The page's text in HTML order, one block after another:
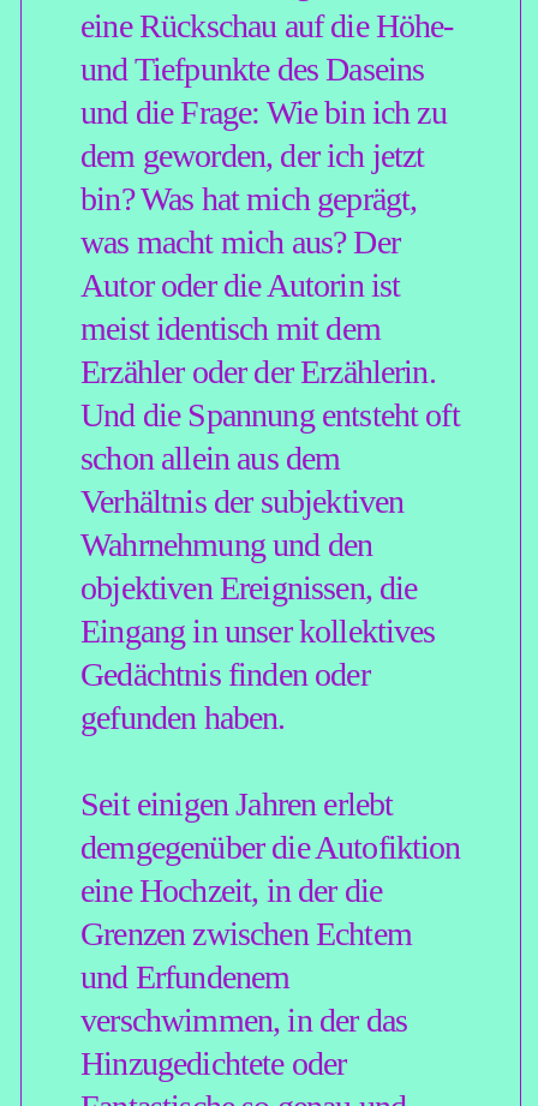
Im diesem Seminar sollen
genau all diese Fragen erörtert
werden. Wir sprechen ebenso
über selbst verfasste
autobiografische Texte wie
über die jüngsten Klassiker
des autobiografischen und
autofiktionalen Schreibens
wie zum Beispiel Karl Ove
Knausgards sechsbändigen
Romanzyklus und Dave
Eggers Memoir »Ein
umwerfender Genialität« oder
Annie Ernauxs Lebensbericht
»Die Jahre« und Isabelle
Lehns Spiel mit ihrem Ich in
»Frühlingserwachen«. Dabei
soll es um das gehen, was
erzählenswert ist und was
nicht, über die Möglichkeiten,
Herausforderungen und
Schwierigkeiten, so nah am
eigenen Leben
Vordergrund steht die Praxis,
der Alltag als Material und
natürlich vor allem das
Handwerk des Erzählens.
Anhand eigener
autobiografischer Texte
kommen die Teilnehmenden
ins Gespräch. Wir möchten
Sie daher bitten, uns im